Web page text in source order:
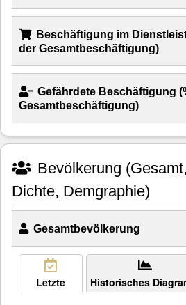
Beschäftigung im
der Gesamtbeschäftigung)
Gefährdete Beschäftigung
Gesamtbeschäftigung)
Bevölkerung
Dichte, Demgraphie)
Gesamtbevölkerung
Letzte Historisches